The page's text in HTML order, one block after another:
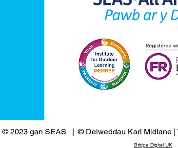
© 2023 gan SEAS | © Delweddau Karl Midlane |
Bridge Digital UK